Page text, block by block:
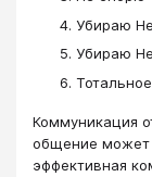
Убираю
Убираю
Коммуникация
общение может
эффективная